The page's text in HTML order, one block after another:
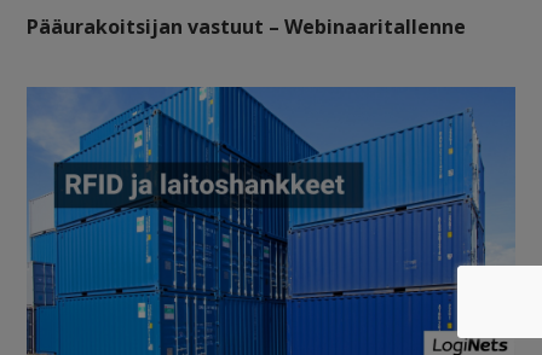
Pääurakoitsijan vastuut – Webinaaritallenne